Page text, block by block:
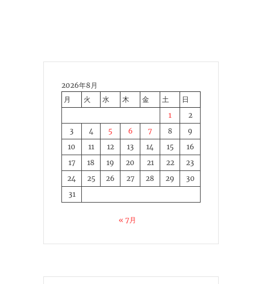
2026年8月
月
火 水 木 金 土
日
1
2
3
4 5 6 7 8
9
10
11 12 13 14 15
16
17
18 19 20 21 22
23
24
25 26 27 28 29
30
31
« 7月